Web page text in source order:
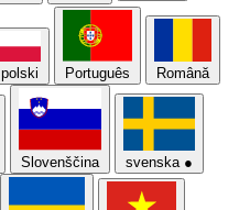
polski Português Română
Slovenščina svenska ●